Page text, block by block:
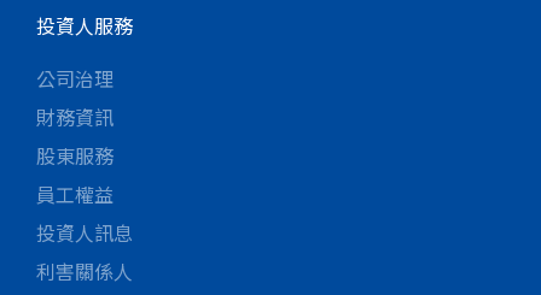
投資人服務
公司治理
財務資訊
股東服務
員工權益
投資人訊息
利害關係人